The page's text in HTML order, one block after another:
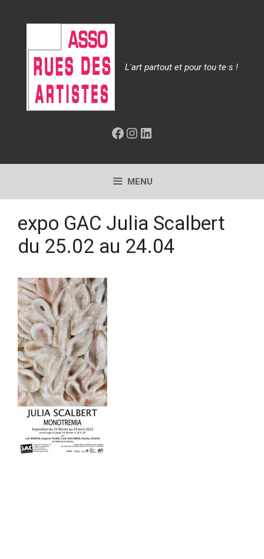
L'art partout et pour tou·te·s !
Facebook
Instagram
LinkedIn
MENU
expo GAC Julia Scalbert
du 25.02 au 24.04